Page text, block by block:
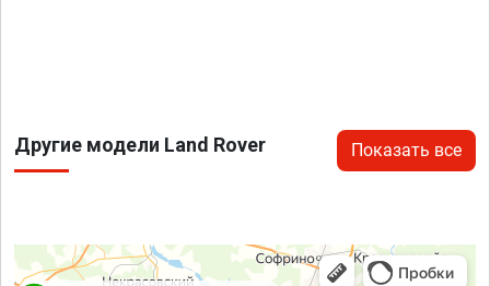
Другие модели Land Rover Показать все